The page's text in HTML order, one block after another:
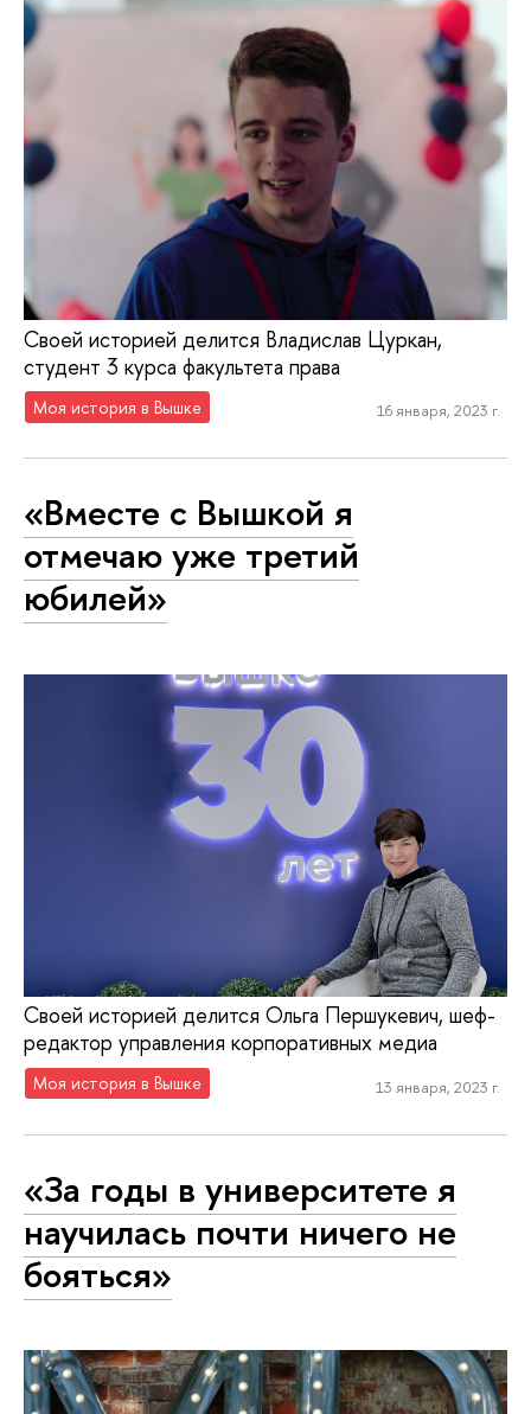
Своей историей делится Владислав Цуркан,
студент 3 курса факультета права
Моя история в Вышке 16 января, 2023 г.
«Вместе с Вышкой я
отмечаю уже третий
юбилей»
Своей историей делится Ольга Першукевич, шеф-
редактор управления корпоративных медиа
Моя история в Вышке 13 января, 2023 г.
«За годы в университете я
научилась почти ничего не
бояться»